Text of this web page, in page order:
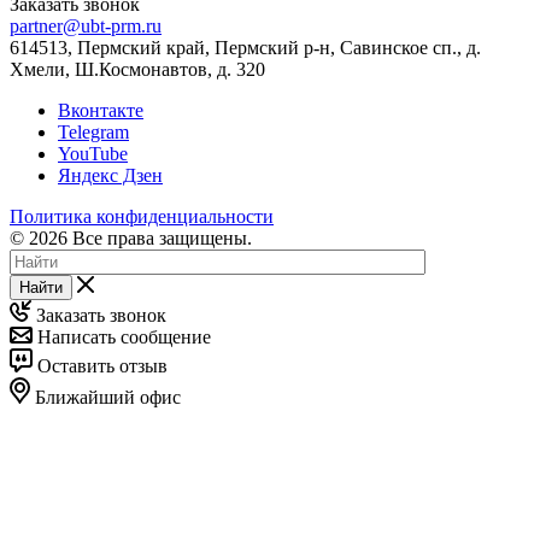
Заказать звонок
partner@ubt-prm.ru
614513, Пермский край, Пермский р-н, Савинское сп., д.
Хмели, Ш.Космонавтов, д. 320
Вконтакте
Telegram
YouTube
Яндекс Дзен
Политика конфиденциальности
© 2026 Все права защищены.
Найти
Заказать звонок
Написать сообщение
Оставить отзыв
Ближайший офис